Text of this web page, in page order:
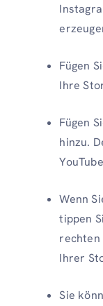
Fügen
Ihre
Fügen
hinzu.
Wenn
tippen
rechten
Ihrer
Sie